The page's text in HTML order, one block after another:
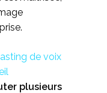
de voix
plusieurs